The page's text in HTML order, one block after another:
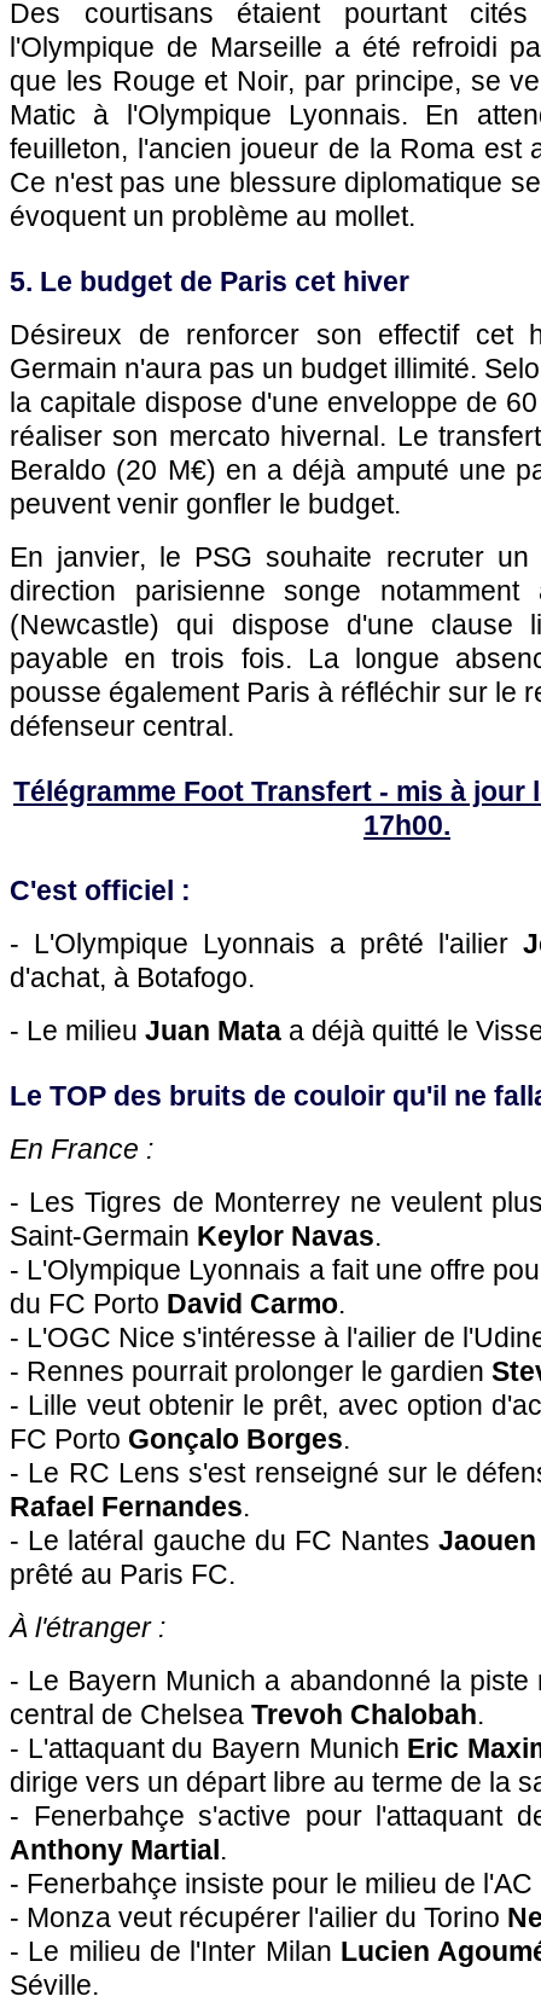
Des courtisans étaient pourtant
l'Olympique de Marseille a été refroidi
que les Rouge et Noir, par principe, se
Matic à l'Olympique Lyonnais. En
feuilleton, l'ancien joueur de la Roma est
Ce n'est pas une blessure diplomatique
évoquent un problème au mollet.
5. Le budget de Paris cet hiver
Désireux de renforcer son effectif cet
Germain n'aura pas un budget illimité.
la capitale dispose d'une enveloppe de
réaliser son mercato hivernal. Le
Beraldo (20 M€) en a déjà amputé une
peuvent venir gonfler le budget.
En janvier, le PSG souhaite recruter
direction parisienne songe
(Newcastle) qui dispose d'une clause
payable en trois fois. La longue
pousse également Paris à réfléchir sur le
défenseur central.
Télégramme Foot Transfert - mis à jour
17h00.
C'est officiel :
- L'Olympique Lyonnais a prêté l'ailier
d'achat, à Botafogo.
- Le milieu Juan Mata a déjà quitté le
Le TOP des bruits de couloir qu'il ne
En France :
- Les Tigres de Monterrey ne veulent
Saint-Germain Keylor Navas.
- L'Olympique Lyonnais a fait une offre
du FC Porto David Carmo.
- L'OGC Nice s'intéresse à l'ailier de
- Rennes pourrait prolonger le gardien
- Lille veut obtenir le prêt, avec option
FC Porto Gonçalo Borges.
- Le RC Lens s'est renseigné sur le
Rafael Fernandes.
- Le latéral gauche du FC Nantes
prêté au Paris FC.
À l'étranger :
- Le Bayern Munich a abandonné la piste
central de Chelsea Trevoh Chalobah.
- L'attaquant du Bayern Munich Eric
dirige vers un départ libre au terme de la
- Fenerbahçe s'active pour l'attaquant
Anthony Martial.
- Fenerbahçe insiste pour le milieu de
- Monza veut récupérer l'ailier du Torino
- Le milieu de l'Inter Milan Lucien
Séville.